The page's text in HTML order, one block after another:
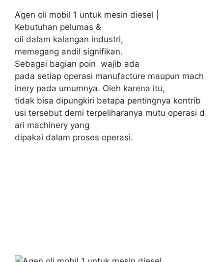
Agen oli mobil 1 untuk mesin diesel |
Kebutuhan pelumas &
oli dalam kalangan industri,
memegang andil signifikan.
Sebagai bagian poin wajib ada
pada setiap operasi manufacture maupun mach
inery pada umumnya. Oleh karena itu,
tidak bisa dipungkiri betapa pentingnya kontrib
usi tersebut demi terpeliharanya mutu operasi d
ari machinery yang
dipakai dalam proses operasi.